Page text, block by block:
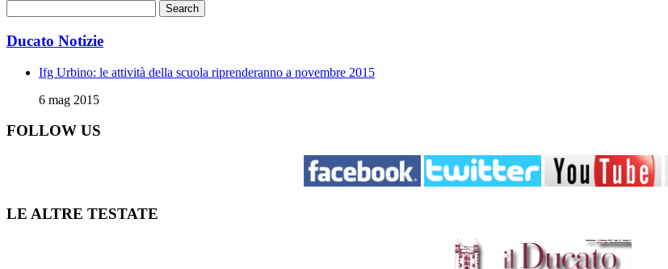
Ducato Notizie
Ifg Urbino: le attività della scuola riprenderanno a novembre 2015
6 mag 2015
FOLLOW US
LE ALTRE TESTATE